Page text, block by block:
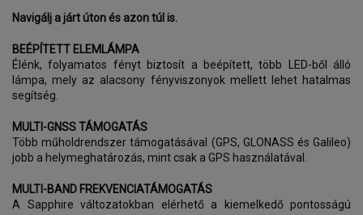
Navigálj a járt úton és azon túl is.
BEÉPÍTETT ELEMLÁMPA
Élénk, folyamatos fényt biztosít a beépített, több LED-ből álló
lámpa, mely az alacsony fényviszonyok mellett lehet hatalmas
segítség.
MULTI-GNSS TÁMOGATÁS
Több műholdrendszer támogatásával (GPS, GLONASS és Galileo)
jobb a helymeghatározás, mint csak a GPS használatával.
MULTI-BAND FREKVENCIATÁMOGATÁS
A Sapphire változatokban elérhető a kiemelkedő pontosságú